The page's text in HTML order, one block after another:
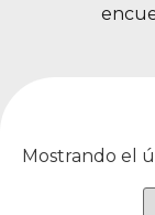
Mostrando el